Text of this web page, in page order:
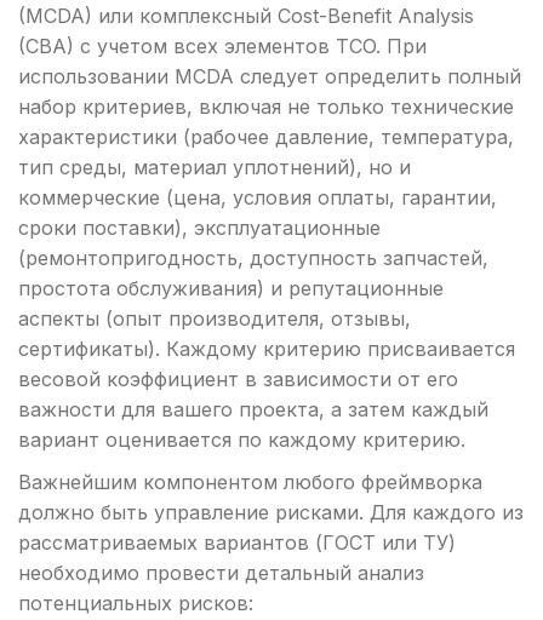
(MCDA) или комплексный Cost-Benefit Analysis
(CBA) с учетом всех элементов TCO. При
использовании MCDA следует определить полный
набор критериев, включая не только технические
характеристики (рабочее давление, температура,
тип среды, материал уплотнений), но и
коммерческие (цена, условия оплаты, гарантии,
сроки поставки), эксплуатационные
(ремонтопригодность, доступность запчастей,
простота обслуживания) и репутационные
аспекты (опыт производителя, отзывы,
сертификаты). Каждому критерию присваивается
весовой коэффициент в зависимости от его
важности для вашего проекта, а затем каждый
вариант оценивается по каждому критерию.
Важнейшим компонентом любого фреймворка
должно быть управление рисками. Для каждого из
рассматриваемых вариантов (ГОСТ или ТУ)
необходимо провести детальный анализ
потенциальных рисков: